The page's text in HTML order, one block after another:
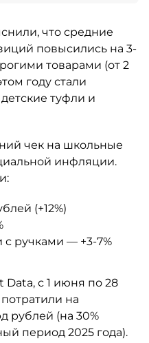
что средние
повысились на 3-
товарами (от 2
году стали
туфли и
чек на школьные
инфляции.
(+12%)
с ручками — +3-7%
с 1 июня по 28
на
рублей (на 30%
период 2025 года).